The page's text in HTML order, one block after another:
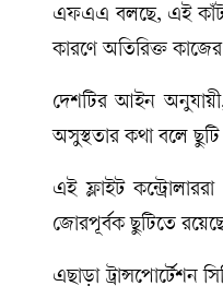
এফএএ বলছে, এই
কারণে অতিরিক্ত
দেশটির আইন
অসুস্থতার কথা বলে ছুটি
এই ফ্লাইট
জোরপূর্বক ছুটিতে
এছাড়া ট্রান্সপোর্টেশন